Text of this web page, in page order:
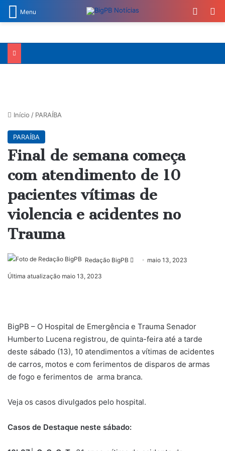
Menu
Início / PARAÍBA
PARAÍBA
Final de semana começa
com atendimento de 10
pacientes vítimas de
violencia e acidentes no
Trauma
Redação BigPB
Mandemaio 13, 2023
Última atualização maio 13, 2023
BigPB – O Hospital de Emergência e Trauma Senador
Humberto Lucena registrou, de quinta-feira até a tarde
deste sábado (13), 10 atendimentos a vítimas de acidentes
de carros, motos e com ferimentos de disparos de armas
de fogo e ferimentos de arma branca.
Veja os casos divulgados pelo hospital.
Casos de Destaque neste sábado: